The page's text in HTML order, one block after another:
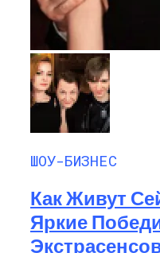
ШОУ-БИЗНЕС
Как Живут
Яркие